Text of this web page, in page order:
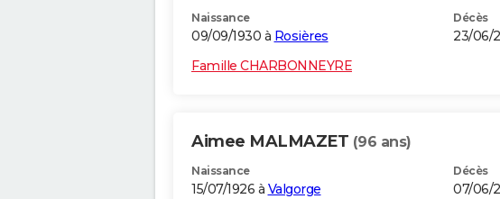
Naissance
09/09/1930 à Rosières
Décès
23/06/
Famille CHARBONNEYRE
Aimee MALMAZET (96 ans)
Naissance
15/07/1926 à Valgorge
Décès
07/06/